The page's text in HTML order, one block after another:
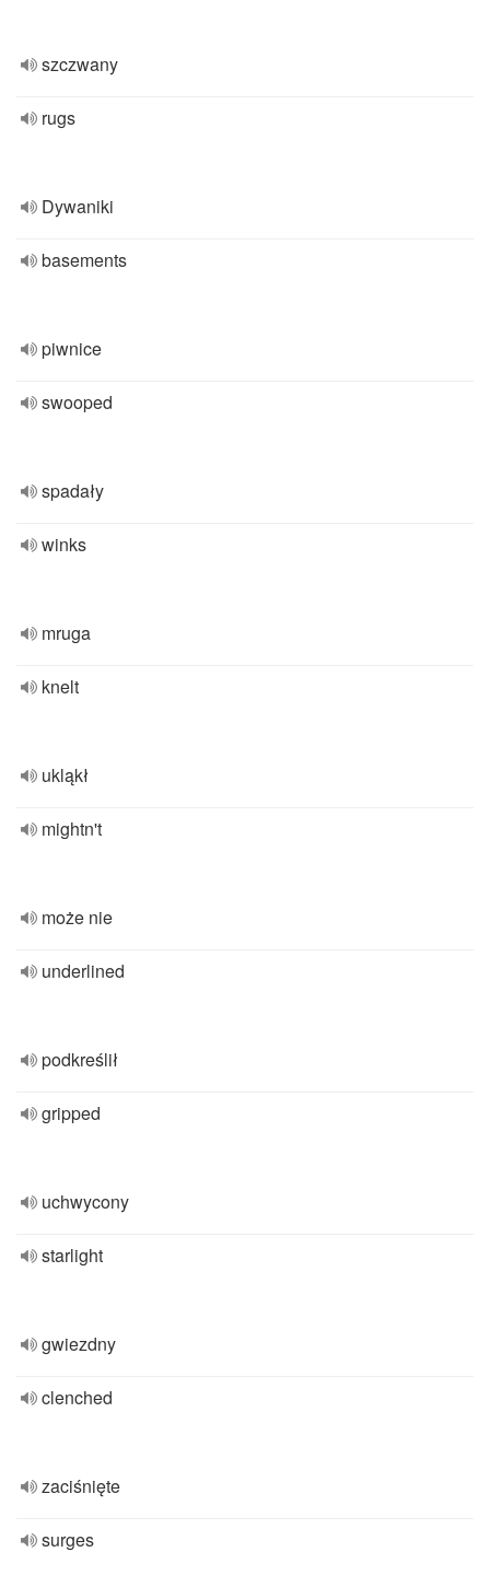
szczwany
rugs
Dywaniki
basements
piwnice
swooped
spadały
winks
mruga
knelt
ukląkł
mightn't
może nie
underlined
podkreślił
gripped
uchwycony
starlight
gwiezdny
clenched
zaciśnięte
surges